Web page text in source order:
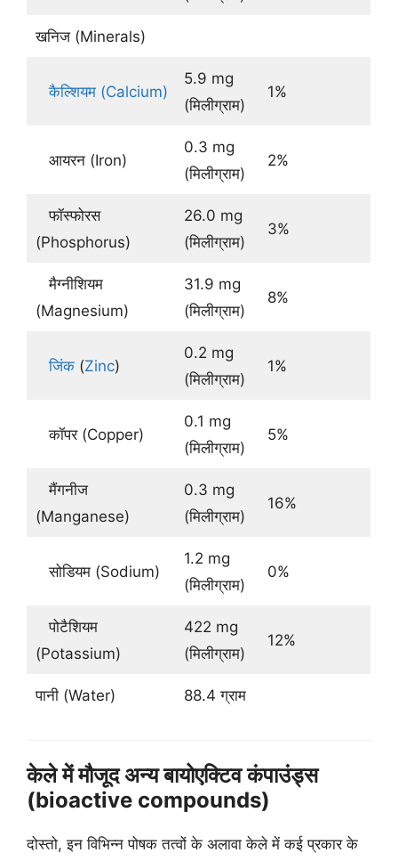
खनिज (Minerals)
कैल्शियम (Calcium)
5.9 mg
(मिलीग्राम)
1%
आयरन (Iron)
0.3 mg
(मिलीग्राम)
2%
फॉस्फोरस
(Phosphorus)
26.0 mg
(मिलीग्राम)
3%
मैग्नीशियम
(Magnesium)
31.9 mg
(मिलीग्राम)
8%
जिंक(Zinc)
0.2 mg
(मिलीग्राम)
1%
कॉपर (Copper)
0.1 mg
(मिलीग्राम)
5%
मैंगनीज
(Manganese)
0.3 mg
(मिलीग्राम)
16%
सोडियम (Sodium)
1.2 mg
(मिलीग्राम)
0%
पोटैशियम
(Potassium)
422 mg
(मिलीग्राम)
12%
पानी (Water) 88.4 ग्राम
केले में मौजूद अन्य बायोएक्टिव कंपाउंड्स
(bioactive compounds)
दोस्तो, इन विभिन्न पोषक तत्वों के अलावा केले में कई प्रकार के